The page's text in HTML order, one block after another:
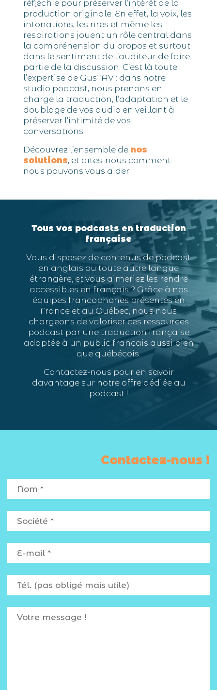
réfléchie pour préserver l’intérêt de la
production originale. En effet, la voix, les
intonations, les rires et même les
respirations jouent un rôle central dans
la compréhension du propos et surtout
dans le sentiment de l’auditeur de faire
partie de la discussion. C’est là toute
l’expertise de GusTAV : dans notre
studio podcast, nous prenons en
charge la traduction, l’adaptation et le
doublage de vos audio en veillant à
préserver l’intimité de vos
conversations.
Découvrez l’ensemble de nos
solutions, et dites-nous comment
nous pouvons vous aider.
Tous vos podcasts en traduction
française
Vous disposez de contenus de podcast
en anglais ou toute autre langue
étrangère, et vous aimeriez les rendre
accessibles en français ? Grâce à nos
équipes francophones présentes en
France et au Québec, nous nous
chargeons de valoriser ces ressources
podcast par une traduction française
adaptée à un public français aussi bien
que québécois.
Contactez-nous pour en savoir
davantage sur notre offre dédiée au
podcast !
Contactez-nous !